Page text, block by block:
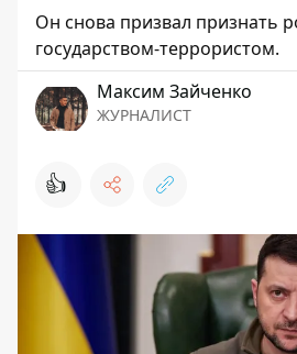
Он снова призвал признать
государством-террористом.
Максим Зайченко
ЖУРНАЛИСТ
👍